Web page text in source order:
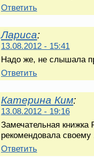
Ответить
Лариса:
13.08.2012 - 15:41
Надо же, не слышала
Ответить
Катерина Ким:
13.08.2012 - 19:16
Замечательная
рекомендовала
Ответить